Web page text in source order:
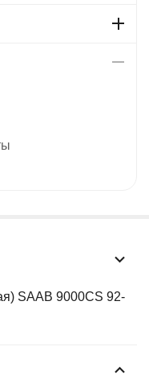
SAAB 9000CS 92-